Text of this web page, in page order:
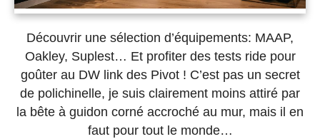
Découvrir une sélection d’équipements: MAAP,
Oakley, Suplest… Et profiter des tests ride pour
goûter au DW link des Pivot ! C’est pas un secret
de polichinelle, je suis clairement moins attiré par
la bête à guidon corné accroché au mur, mais il en
faut pour tout le monde…